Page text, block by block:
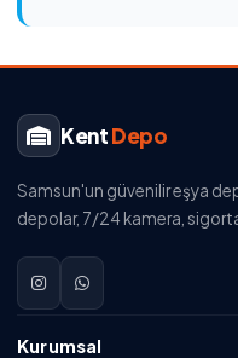
KentDepo
Samsun'un güvenilir eşya
depolar, 7/24 kamera,
Kurumsal